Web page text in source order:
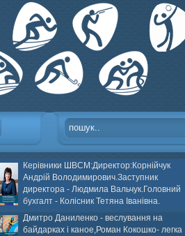
Керівники ШВСМ:Директор:Корнійчук
Андрій Володимирович.Заступник
директора - Людмила Вальчук.Головний
бухгалт - Колісник Тетяна Іванівна.
Дмитро Даниленко - веслування на
байдарках і каное,Роман Кокошко- легка